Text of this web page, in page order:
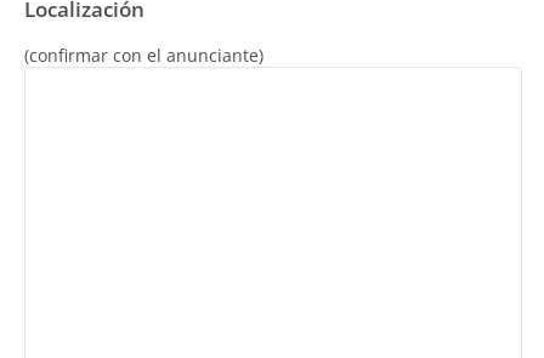
Localización
(confirmar con el anunciante)